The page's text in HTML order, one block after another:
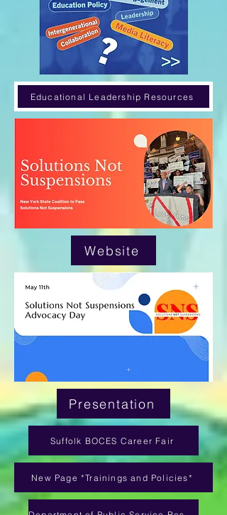
Educational Leadership Resources
Website
Presentation
Suffolk BOCES Career Fair
New Page *Trainings and Policies*